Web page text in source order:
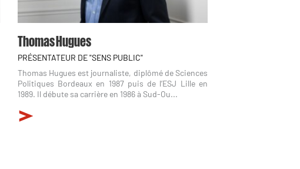
Thomas Hugues
PRÉSENTATEUR DE "SENS PUBLIC"
Thomas Hugues est journaliste, diplômé de Sciences
Politiques Bordeaux en 1987 puis de l’ESJ Lille en
1989. Il débute sa carrière en 1986 à Sud-Ou...